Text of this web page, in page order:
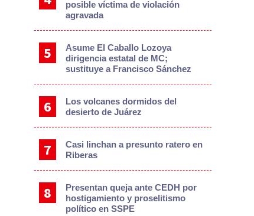
posible víctima de violación
agravada
Asume El Caballo Lozoya
dirigencia estatal de MC;
sustituye a Francisco Sánchez
Los volcanes dormidos del
desierto de Juárez
Casi linchan a presunto ratero en
Riberas
Presentan queja ante CEDH por
hostigamiento y proselitismo
político en SSPE